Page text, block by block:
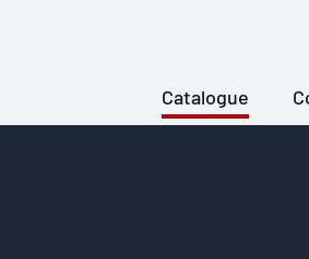
Catalogue